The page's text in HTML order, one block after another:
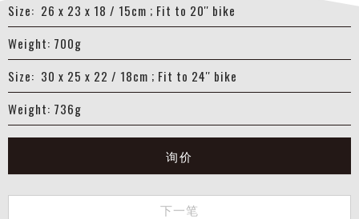
Size: 26 x 23 x 18 / 15cm ; Fit to 20'' bike
Weight: 700g
Size: 30 x 25 x 22 / 18cm ; Fit to 24'' bike
Weight: 736g
询价
下一笔